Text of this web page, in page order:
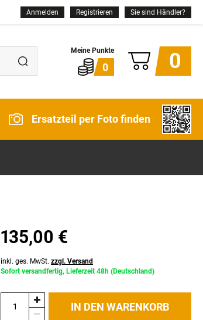
Anmelden Registrieren Sie sind Händler?
0 0
Ersatzteil per Foto finden
135,00 €
inkl. ges. MwSt. zzgl. Versand
Sofort versandfertig, Lieferzeit 48h (Deutschland)
IN DEN WARENKORB